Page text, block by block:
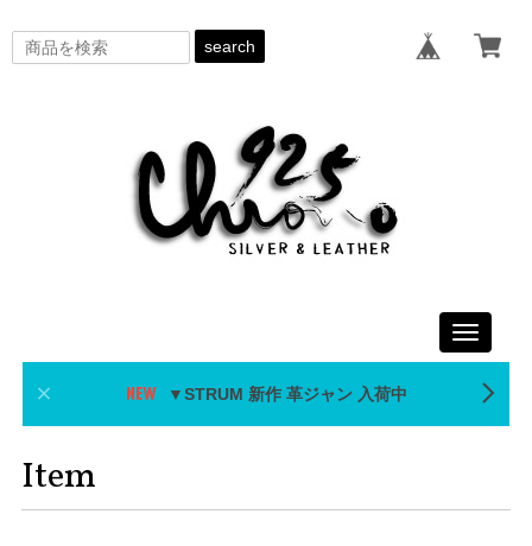
search
Toggle
▼STRUM 新作 革ジャン 入荷中
Item